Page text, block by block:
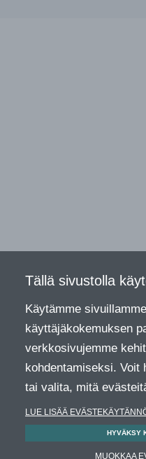
Tällä sivustolla
Käytämme
käyttäjäkokemuksen
verkkosivujemme
kohdentamiseksi.
tai valita, mitä
LUE LISÄÄ
HYVÄKSY
MUOKKAA